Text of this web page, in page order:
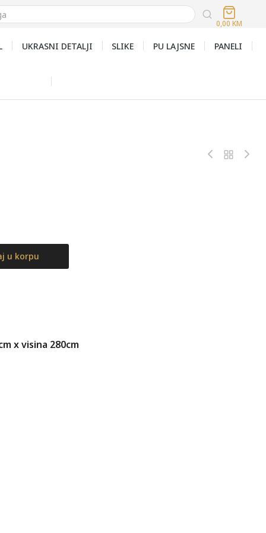
0,00 KM
UKRASNI DETALJI SLIKE PU LAJSNE PANELI
u korpu
x visina 280cm